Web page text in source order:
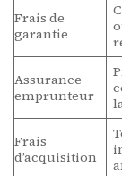
Frais de
garantie
Assurance
emprunteur
Frais
d’acquisition